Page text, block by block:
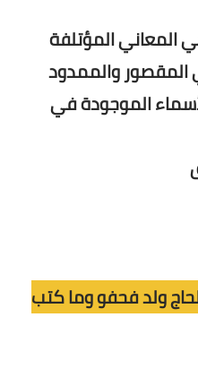
المعاني المؤتلفة
المقصور والممدود
الموجودة في
ولد فحفو وما كتب